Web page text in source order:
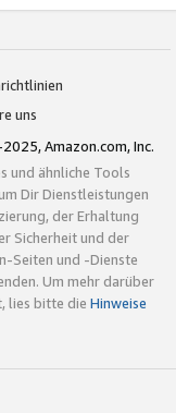
uns
Amazon.com, Inc.
und ähnliche Tools
Dir Dienstleistungen
der Erhaltung
Sicherheit und der
Seiten und -Dienste
Um mehr darüber
lies bitte die Hinweise